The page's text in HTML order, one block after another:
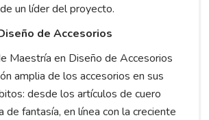
un líder del proyecto.
de Accesorios
Maestría en Diseño de Accesorios
amplia de los accesorios en sus
desde los artículos de cuero
de fantasía, en línea con la creciente